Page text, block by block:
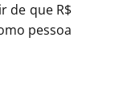
de que R$
pessoa